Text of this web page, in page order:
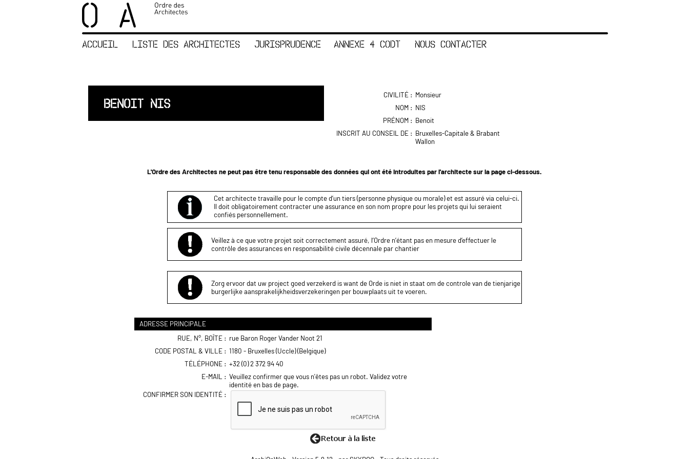
ACCUEIL LISTE DES ARCHITECTES JURISPRUDENCE ANNEXE 4 CODT NOUS CONTACTER
BENOIT NIS
CIVILITÉ : Monsieur
NOM : NIS
PRÉNOM : Benoit
INSCRIT AU CONSEIL DE : Bruxelles-Capitale & Brabant
Wallon
L'Ordre des Architectes ne peut pas être tenu responsable des données qui ont été introduites par l'architecte sur la page ci-dessous.
Cet architecte travaille pour le compte d’un tiers (personne physique ou morale) et est assuré via celui-ci.
Il doit obligatoirement contracter une assurance en son nom propre pour les projets qui lui seraient
confiés personnellement.
Veillez à ce que votre projet soit correctement assuré, l’Ordre n’étant pas en mesure d’effectuer le
contrôle des assurances en responsabilité civile décennale par chantier
Zorg ervoor dat uw project goed verzekerd is want de Orde is niet in staat om de controle van de tienjarige
burgerlijke aansprakelijkheidsverzekeringen per bouwplaats uit te voeren.
ADRESSE PRINCIPALE
RUE, N°, BOÎTE : rue Baron Roger Vander Noot 21
CODE POSTAL & VILLE : 1180 - Bruxelles (Uccle) (Belgique)
TÉLÉPHONE : +32 (0) 2 372 94 40
E-MAIL : Veuillez confirmer que vous n'êtes pas un robot. Validez votre
identité en bas de page.
CONFIRMER SON IDENTITÉ :